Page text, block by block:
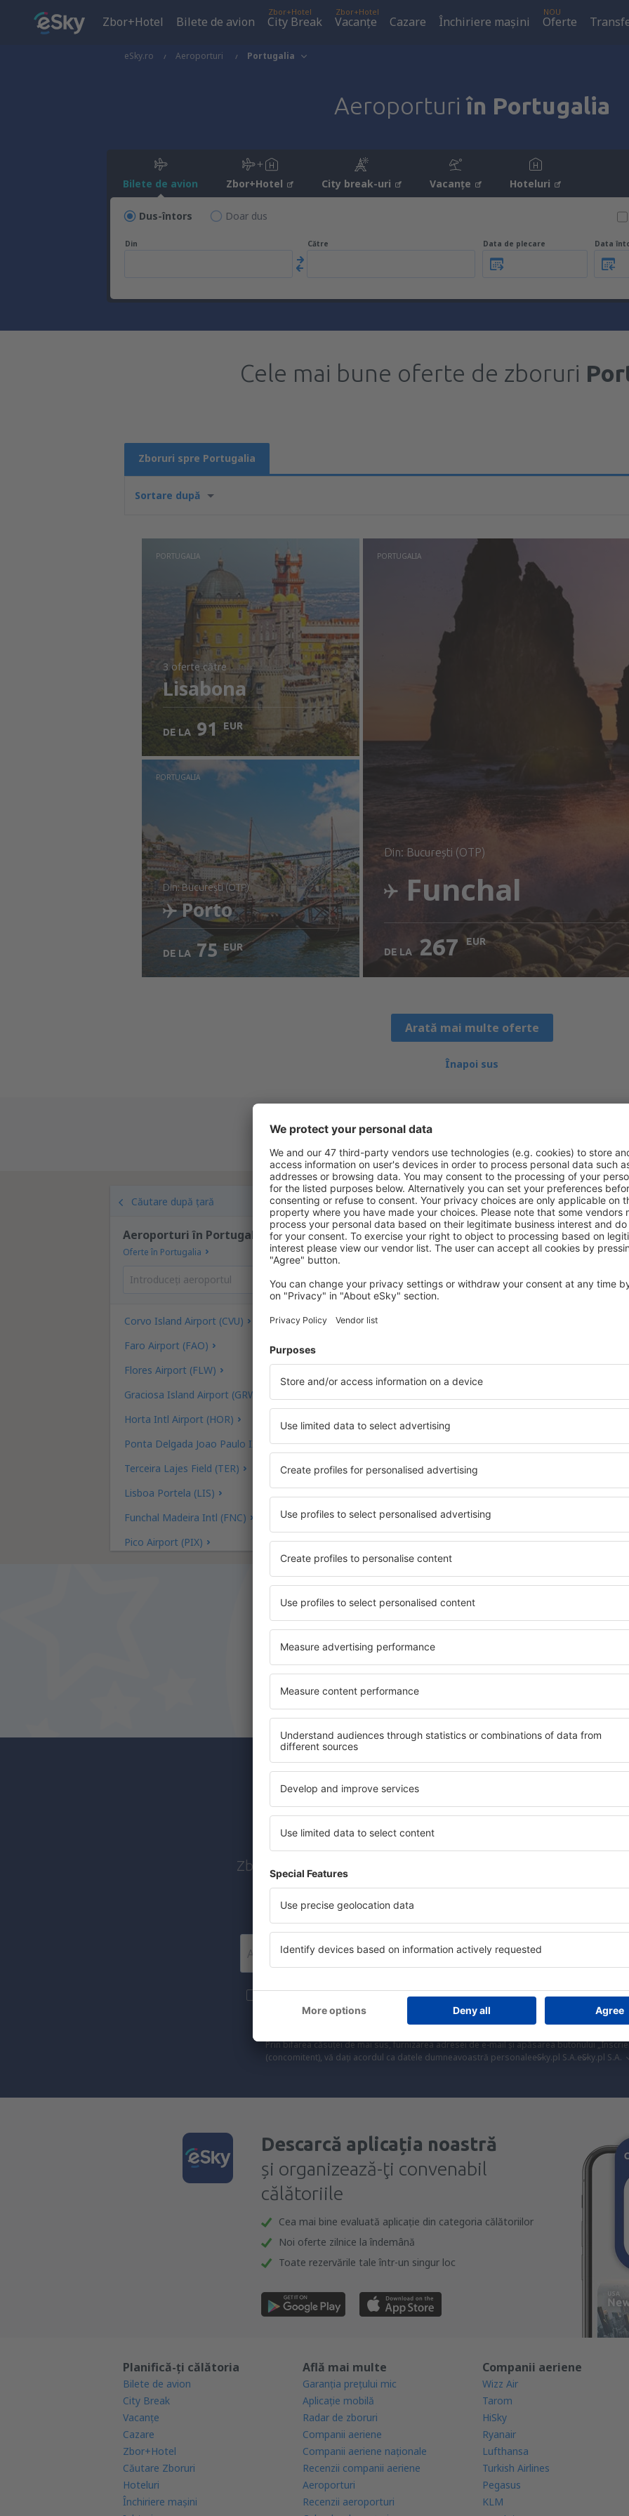
Zbor+Hotel Bilete de avion
Zbor+Hotel
City Break
Zbor+Hotel
Vacanţe Cazare Închiriere mașini
NOU
Oferte
eSky.ro Aeroporturi Portugalia
Aeroporturiîn Portugalia
Bilete de avion Zbor+Hotel City break-uri Vacanţe Hoteluri
Dus-întors Doar dus
Din Către Data de plecare Data
Cele mai bune oferte de zboruri
Zboruri spre Portugalia
Sortare după
PORTUGALIA
3 ofertecătre
Lisabona
DE LA 91 EUR
PORTUGALIA
din: București (OTP)
Funchal
DE LA 267 EUR
PORTUGALIA
din: București (OTP)
Porto
DE LA 75 EUR
Arată mai multe oferte
Înapoi sus
Căutați aeroporturi oriunde în
Căutare după țară
Aeroporturi în Portugalia
Oferte în Portugalia
Corvo Island Airport (CVU)
Faro Airport (FAO)
Flores Airport (FLW)
Graciosa Island Airport (GRW)
Horta Intl Airport (HOR)
Ponta Delgada Joao Paulo II (PDL)
Terceira Lajes Field (TER)
Lisboa Portela (LIS)
Funchal Madeira Intl (FNC)
Pico Airport (PIX)
Porto Francisco Sa Carneiro (OPO)
Economiseşte timp și
Rezervă un pachet Zbor
pe eSky.ro!
Explorează
Abonații la newsletter
mult cu mai puțin
Zboruri ieftine, city break-uri, vacanțe – profită de ofertele
tuturor.
Trimitem doar ce e mai bun, pe cuvânt de turişti!
Mai multe călătorii la prețuri avantajoase în newsletter-ul nostru. Sunt de acord
materiale informaționale (sub formă de newsletter) de la eSky.pl S.A. la adresa de e-mail
Prin bifarea căsuței de mai sus, furnizarea adresei de e-mail și apăsarea butonului
(concomitent), vă dați acordul ca datele dumneavoastră personaleeSky.pl S.A.eSky.pl S.A.
Descarcă aplicația noastră
și organizează-ţi convenabil
călătoriile
Cea mai bine evaluată aplicație din categoria călătoriilor
Noi oferte zilnice la îndemână
Toate rezervările tale într-un singur loc
Planifică-ți călătoria
Bilete de avion
City Break
Vacanţe
Cazare
Zbor+Hotel
Căutare Zboruri
Hoteluri
Închiriere mașini
Află mai multe
Garanția prețului mic
Aplicație mobilă
Radar de zboruri
Companii aeriene
Companii aeriene naţionale
Recenzii companii aeriene
Aeroporturi
Recenzii aeroporturi
Companii aeriene
Wizz Air
Tarom
HiSky
Ryanair
Lufthansa
Turkish Airlines
Pegasus
KLM